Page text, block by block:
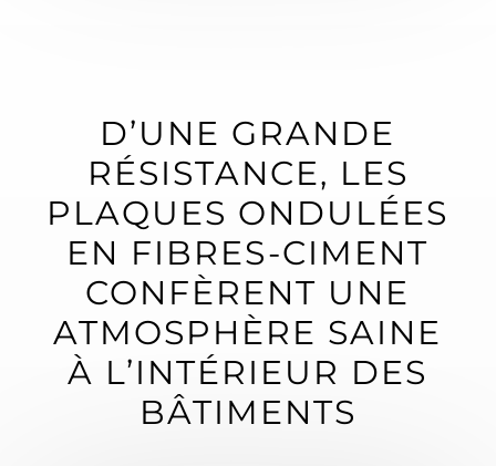
D’UNE GRANDE
RÉSISTANCE, LES
PLAQUES ONDULÉES
EN FIBRES-CIMENT
CONFÈRENT UNE
ATMOSPHÈRE SAINE
À L’INTÉRIEUR DES
BÂTIMENTS